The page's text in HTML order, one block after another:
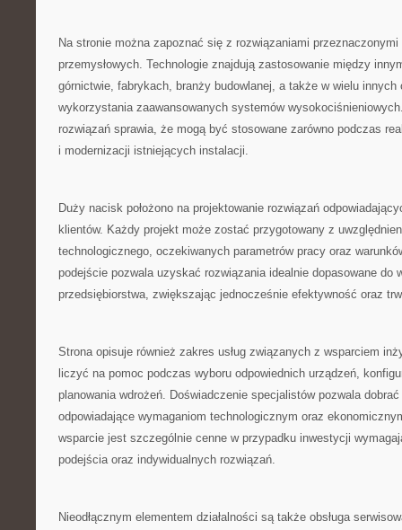
Na stronie można zapoznać się z rozwiązaniami przeznaczonymi
przemysłowych. Technologie znajdują zastosowanie między
górnictwie, fabrykach, branży budowlanej, a także w wielu
wykorzystania zaawansowanych systemów
rozwiązań sprawia, że mogą być stosowane zarówno podczas
i modernizacji istniejących instalacji.
Duży nacisk położono na projektowanie rozwiązań
klientów. Każdy projekt może zostać przygotowany z
technologicznego, oczekiwanych parametrów pracy oraz
podejście pozwala uzyskać rozwiązania idealnie dopasowane do
przedsiębiorstwa, zwiększając jednocześnie efektywność oraz
Strona opisuje również zakres usług związanych z wsparciem
liczyć na pomoc podczas wyboru odpowiednich urządzeń,
planowania wdrożeń. Doświadczenie specjalistów pozwala
odpowiadające wymaganiom technologicznym oraz
wsparcie jest szczególnie cenne w przypadku inwestycji
podejścia oraz indywidualnych rozwiązań.
Nieodłącznym elementem działalności są także obsługa